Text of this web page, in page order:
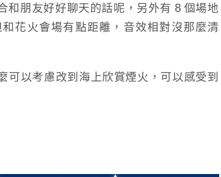
和朋友好好聊天的話呢，另外有 8 個場地
花火會場有點距離，音效相對沒那麼清
可以考慮改到海上欣賞煙火，可以感受到